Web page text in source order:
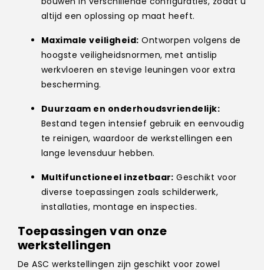
altijd een oplossing op maat heeft.
Maximale veiligheid: Ontworpen volgens de
hoogste veiligheidsnormen, met antislip
werkvloeren en stevige leuningen voor extra
bescherming.
Duurzaam en onderhoudsvriendelijk:
Bestand tegen intensief gebruik en eenvoudig
te reinigen, waardoor de werkstellingen een
lange levensduur hebben.
Multifunctioneel inzetbaar: Geschikt voor
diverse toepassingen zoals schilderwerk,
installaties, montage en inspecties.
Toepassingen van onze
werkstellingen
De ASC werkstellingen zijn geschikt voor zowel